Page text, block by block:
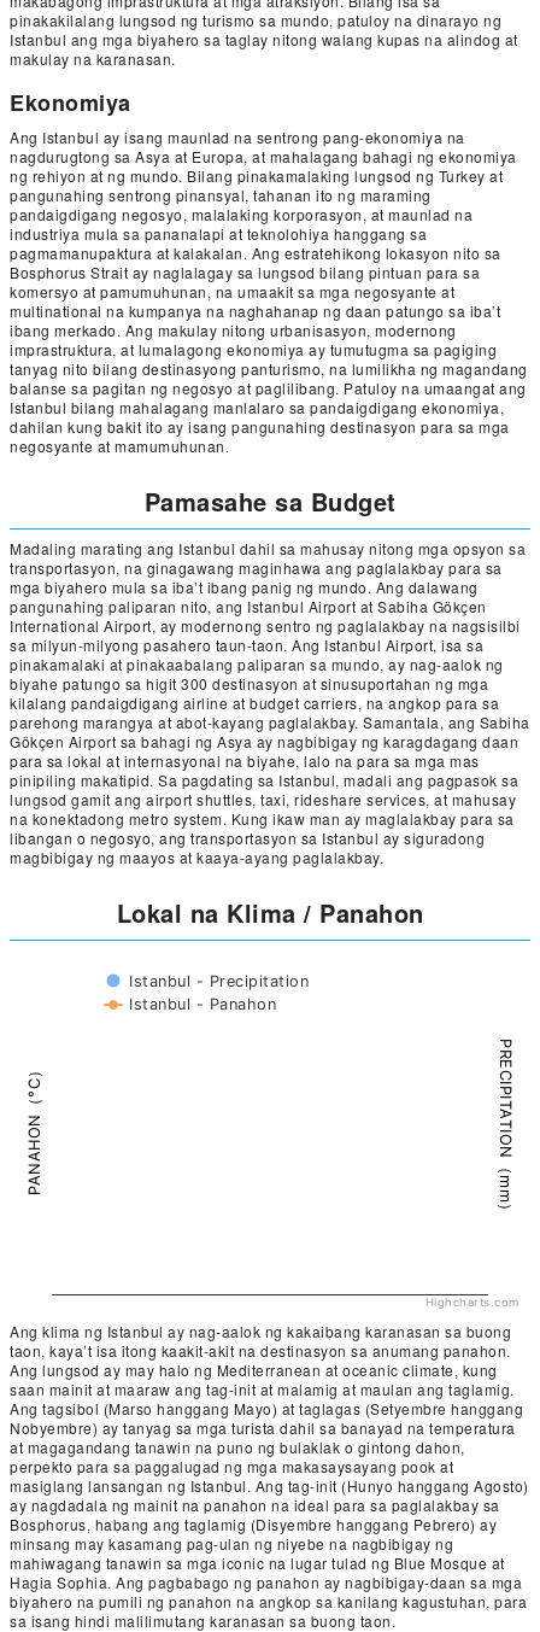
pinakakilalang lungsod ng turismo sa mundo, patuloy na dinarayo ng
Istanbul ang mga biyahero sa taglay nitong walang kupas na alindog at
makulay na karanasan.
Ekonomiya
Ang Istanbul ay isang maunlad na sentrong pang-ekonomiya na
nagdurugtong sa Asya at Europa, at mahalagang bahagi ng ekonomiya
ng rehiyon at ng mundo. Bilang pinakamalaking lungsod ng Turkey at
pangunahing sentrong pinansyal, tahanan ito ng maraming
pandaigdigang negosyo, malalaking korporasyon, at maunlad na
industriya mula sa pananalapi at teknolohiya hanggang sa
pagmamanupaktura at kalakalan. Ang estratehikong lokasyon nito sa
Bosphorus Strait ay naglalagay sa lungsod bilang pintuan para sa
komersyo at pamumuhunan, na umaakit sa mga negosyante at
multinational na kumpanya na naghahanap ng daan patungo sa iba’t
ibang merkado. Ang makulay nitong urbanisasyon, modernong
imprastruktura, at lumalagong ekonomiya ay tumutugma sa pagiging
tanyag nito bilang destinasyong panturismo, na lumilikha ng magandang
balanse sa pagitan ng negosyo at paglilibang. Patuloy na umaangat ang
Istanbul bilang mahalagang manlalaro sa pandaigdigang ekonomiya,
dahilan kung bakit ito ay isang pangunahing destinasyon para sa mga
negosyante at mamumuhunan.
Pamasahe sa Budget
Madaling marating ang Istanbul dahil sa mahusay nitong mga opsyon sa
transportasyon, na ginagawang maginhawa ang paglalakbay para sa
mga biyahero mula sa iba’t ibang panig ng mundo. Ang dalawang
pangunahing paliparan nito, ang Istanbul Airport at Sabiha Gökçen
International Airport, ay modernong sentro ng paglalakbay na nagsisilbi
sa milyun-milyong pasahero taun-taon. Ang Istanbul Airport, isa sa
pinakamalaki at pinakaabalang paliparan sa mundo, ay nag-aalok ng
biyahe patungo sa higit 300 destinasyon at sinusuportahan ng mga
kilalang pandaigdigang airline at budget carriers, na angkop para sa
parehong marangya at abot-kayang paglalakbay. Samantala, ang Sabiha
Gökçen Airport sa bahagi ng Asya ay nagbibigay ng karagdagang daan
para sa lokal at internasyonal na biyahe, lalo na para sa mga mas
pinipiling makatipid. Sa pagdating sa Istanbul, madali ang pagpasok sa
lungsod gamit ang airport shuttles, taxi, rideshare services, at mahusay
na konektadong metro system. Kung ikaw man ay maglalakbay para sa
libangan o negosyo, ang transportasyon sa Istanbul ay siguradong
magbibigay ng maayos at kaaya-ayang paglalakbay.
Lokal na Klima / Panahon
PANAHON（°C） PRECIPITATION（mm）
Istanbul - Precipitation
Istanbul - Panahon
Highcharts.com
Ang klima ng Istanbul ay nag-aalok ng kakaibang karanasan sa buong
taon, kaya’t isa itong kaakit-akit na destinasyon sa anumang panahon.
Ang lungsod ay may halo ng Mediterranean at oceanic climate, kung
saan mainit at maaraw ang tag-init at malamig at maulan ang taglamig.
Ang tagsibol (Marso hanggang Mayo) at taglagas (Setyembre hanggang
Nobyembre) ay tanyag sa mga turista dahil sa banayad na temperatura
at magagandang tanawin na puno ng bulaklak o gintong dahon,
perpekto para sa paggalugad ng mga makasaysayang pook at
masiglang lansangan ng Istanbul. Ang tag-init (Hunyo hanggang Agosto)
ay nagdadala ng mainit na panahon na ideal para sa paglalakbay sa
Bosphorus, habang ang taglamig (Disyembre hanggang Pebrero) ay
minsang may kasamang pag-ulan ng niyebe na nagbibigay ng
mahiwagang tanawin sa mga iconic na lugar tulad ng Blue Mosque at
Hagia Sophia. Ang pagbabago ng panahon ay nagbibigay-daan sa mga
biyahero na pumili ng panahon na angkop sa kanilang kagustuhan, para
sa isang hindi malilimutang karanasan sa buong taon.